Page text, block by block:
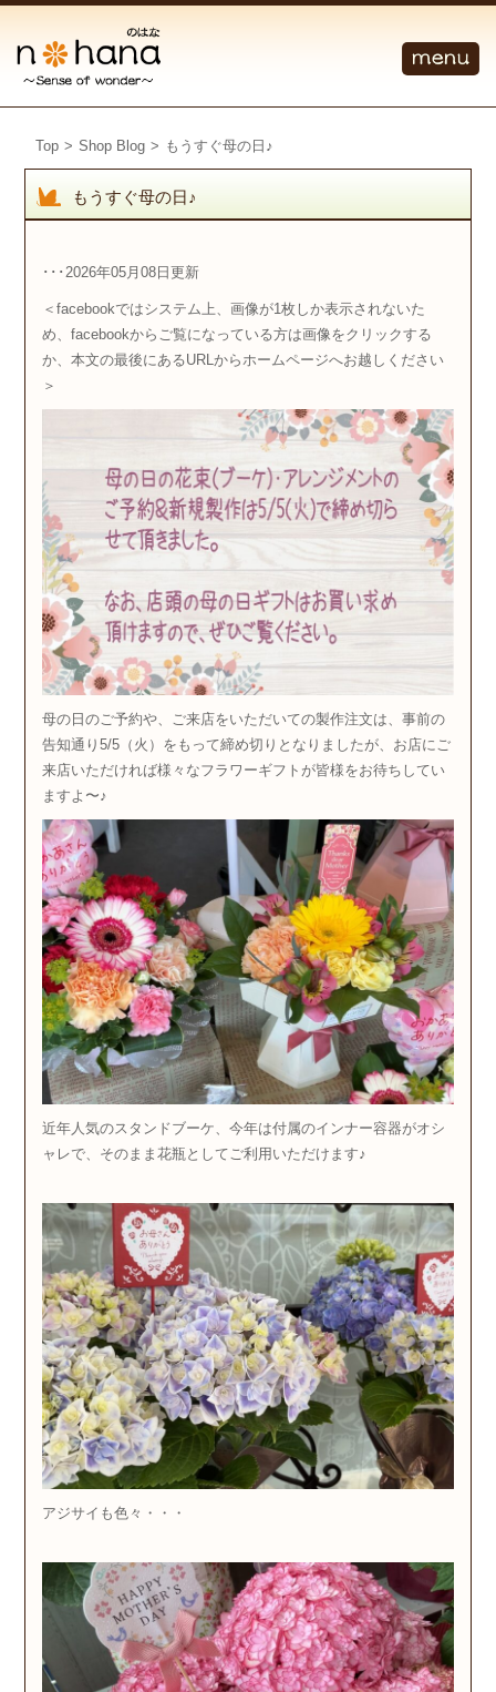
Top > Shop Blog > もうすぐ母の日♪
もうすぐ母の日♪
･･･2026年05月08日更新
＜facebookではシステム上、画像が1枚しか表示されないた
め、facebookからご覧になっている方は画像をクリックする
か、本文の最後にあるURLからホームページへお越しください
＞
母の日のご予約や、ご来店をいただいての製作注文は、事前の
告知通り5/5（火）をもって締め切りとなりましたが、お店にご
来店いただければ様々なフラワーギフトが皆様をお待ちしてい
ますよ〜♪
近年人気のスタンドブーケ、今年は付属のインナー容器がオシ
ャレで、そのまま花瓶としてご利用いただけます♪
アジサイも色々・・・